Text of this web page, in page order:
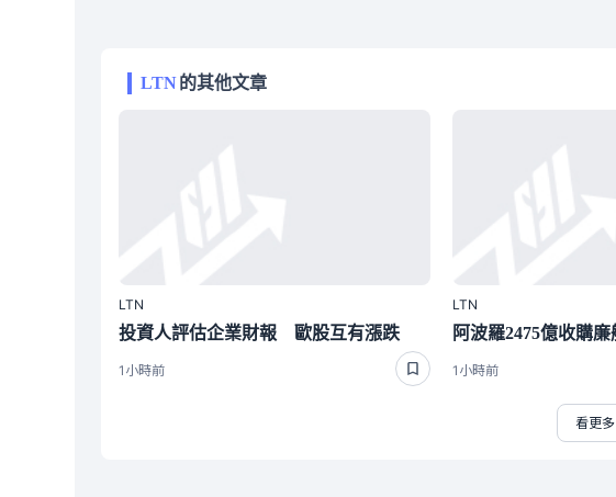
LTN的其他文章
LTN
投資人評估企業財報 歐股互有漲跌
1小時前
LTN
1小時前
看更多